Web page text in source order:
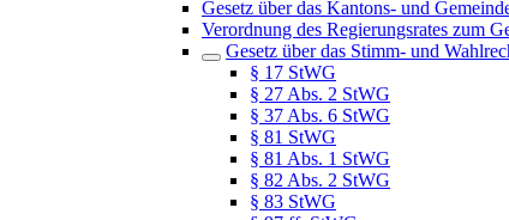
Gesetz über das Kantons- und
Verordnung des Regierungsrates zum
Gesetz über das Stimm- und
§ 17 StWG
§ 27 Abs. 2 StWG
§ 37 Abs. 6 StWG
§ 81 StWG
§ 81 Abs. 1 StWG
§ 82 Abs. 2 StWG
§ 83 StWG